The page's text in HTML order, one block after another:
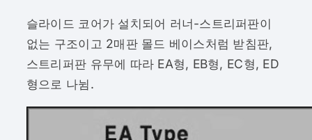
슬라이드 코어가 설치되어 러너-스트리퍼판이
없는 구조이고 2매판 몰드 베이스처럼 받침판,
스트리퍼판 유무에 따라 EA형, EB형, EC형, ED
형으로 나뉨.